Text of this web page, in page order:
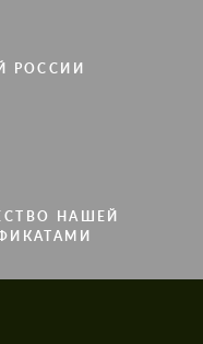
РОССИИ
НАШЕЙ